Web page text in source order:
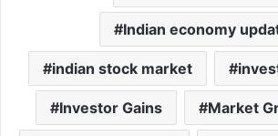
Indian economy
indian stock market
Investor Gains Market